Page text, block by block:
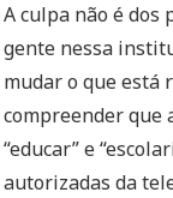
A culpa não é
gente nessa
mudar o que está
compreender que
“educar” e
autorizadas da